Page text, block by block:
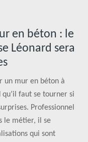
en béton : le
Léonard sera
un mur en béton à
qu’il faut se tourner si
Professionnel
le métier, il se
qui sont